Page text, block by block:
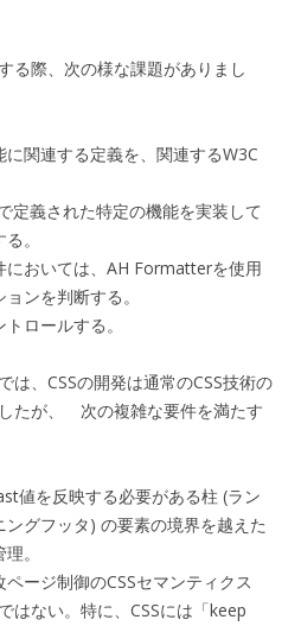
る際、次の様な課題がありまし
関連する定義を、関連するW3C
定義された特定の機能を実装して
。
においては、AH Formatterを使用
ンを判断する。
ロールする。
は、CSSの開発は通常のCSS技術の
たが、 次の複雑な要件を満たす
値を反映する必要がある柱 (ラン
グフッタ) の要素の境界を越えた
。
ージ制御のCSSセマンティクス
はない。特に、CSSには「keep